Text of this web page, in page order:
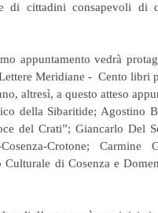
di cittadini consapevoli di
appuntamento vedrà
Meridiane -  Cento libri
altresì, a questo atteso
della Sibaritide; Agostino
del Crati”; Giancarlo Del
Cosenza-Crotone;
Culturale di Cosenza e